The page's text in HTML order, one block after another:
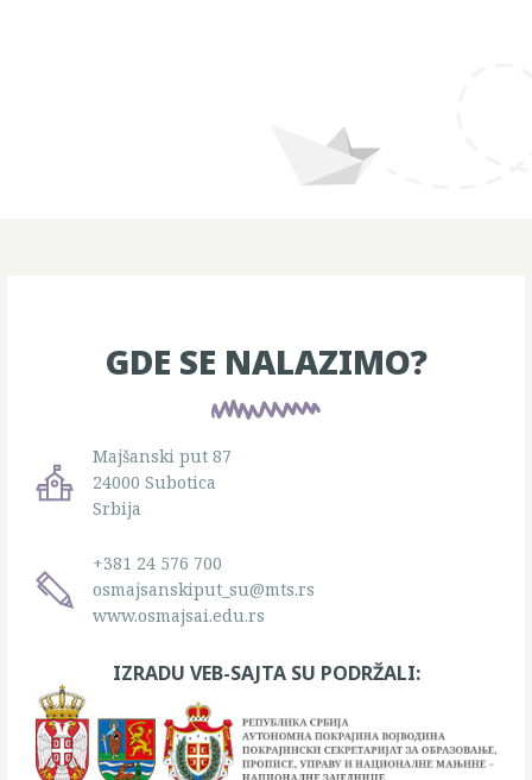
GDE SE NALAZIMO?
Majšanski put 87
24000 Subotica
Srbija
+381 24 576 700
osmajsanskiput_su@mts.rs
www.osmajsai.edu.rs
IZRADU VEB-SAJTA SU PODRŽALI: